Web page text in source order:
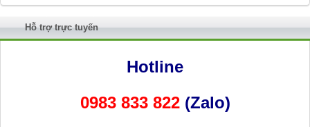
Hỗ trợ trực tuyến
Hotline
0983 833 822 (Zalo)